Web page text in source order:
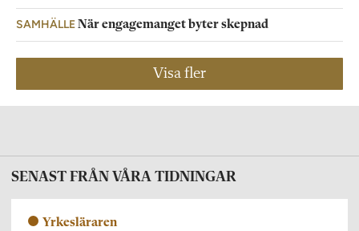
SAMHÄLLENär engagemanget byter skepnad
Visa fler
SENAST FRÅN VÅRA TIDNINGAR
Yrkesläraren